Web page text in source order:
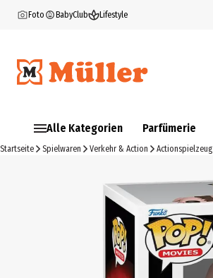
Foto BabyClub Lifestyle
Alle Kategorien Parfümerie
Startseite Spielwaren Verkehr & Action Actionspielzeug